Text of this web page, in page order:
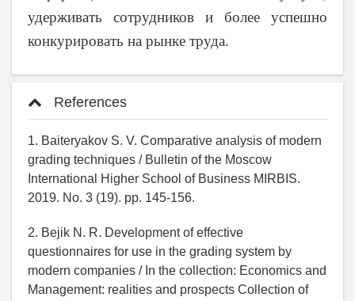
удерживать сотрудников и более успешно
конкурировать на рынке труда.
References
1. Baiteryakov S. V. Comparative analysis of modern
grading techniques / Bulletin of the Moscow
International Higher School of Business MIRBIS.
2019. No. 3 (19). pp. 145-156.
2. Bejik N. R. Development of effective
questionnaires for use in the grading system by
modern companies / In the collection: Economics and
Management: realities and prospects Collection of